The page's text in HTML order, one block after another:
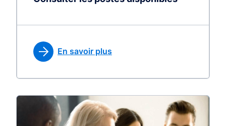
En savoir plus